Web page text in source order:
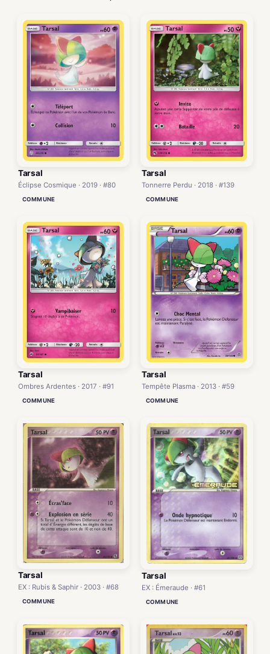
Tarsal
Éclipse Cosmique · 2019 · #80
COMMUNE
Tarsal
Tonnerre Perdu · 2018 · #139
COMMUNE
Tarsal
Ombres Ardentes · 2017 · #91
COMMUNE
Tarsal
Tempête Plasma · 2013 · #59
COMMUNE
Tarsal
EX : Rubis & Saphir · 2003 · #68
COMMUNE
Tarsal
EX : Émeraude · #61
COMMUNE